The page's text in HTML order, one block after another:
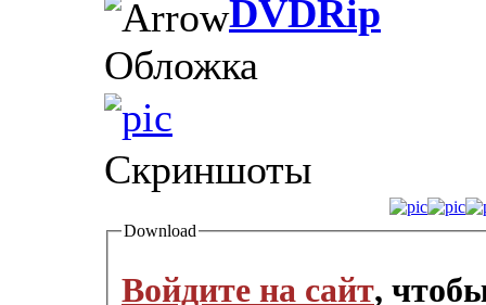
DVDRip
Обложка
Скриншоты
Download
Войдите на сайт,